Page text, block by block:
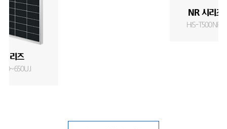
시리즈
NR 시리즈
HiS-T500NR-